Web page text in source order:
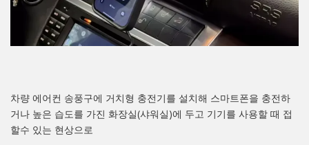
차량 에어컨 송풍구에 거치형 충전기를 설치해 스마트폰을 충전하
거나 높은 습도를 가진 화장실(샤워실)에 두고 기기를 사용할 때 접
할수 있는 현상으로